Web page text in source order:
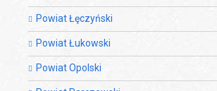
Powiat Łęczyński
Powiat Łukowski
Powiat Opolski